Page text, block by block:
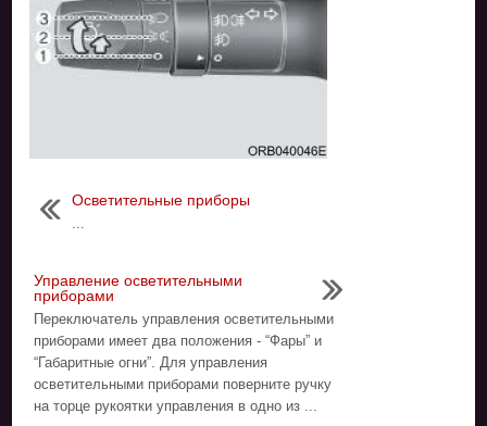
Осветительные приборы
Управление осветительными
приборами
Переключатель управления осветительными
приборами имеет два положения - “Фары” и
“Габаритные огни”. Для управления
осветительными приборами поверните ручку
на торце рукоятки управления в одно из ...